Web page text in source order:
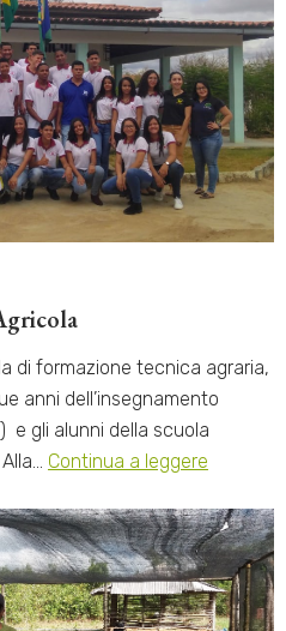
di formazione tecnica agraria,
anni dell’insegnamento
gli alunni della scuola
Continua a leggere